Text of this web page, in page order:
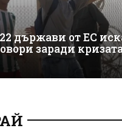
държави от ЕС
заради